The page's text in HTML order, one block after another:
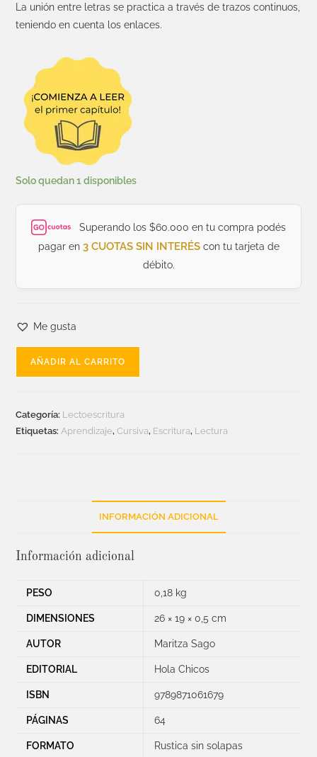
La unión entre letras se practica a través de trazos continuos,
teniendo en cuenta los enlaces.
Solo quedan 1 disponibles
Superando los $60.000 en tu compra podés
pagar en 3 CUOTAS SIN INTERÉScon tu tarjeta de
débito.
Me gusta
AÑADIR AL CARRITO
Categoría: Lectoescritura
Etiquetas: Aprendizaje,Cursiva, Escritura, Lectura
INFORMACIÓN ADICIONAL
Información adicional
PESO 0,18 kg
DIMENSIONES 26 × 19 × 0,5 cm
AUTOR Maritza Sago
EDITORIAL Hola Chicos
ISBN 9789871061679
PÁGINAS 64
FORMATO Rustica sin solapas